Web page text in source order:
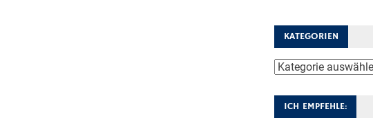
KATEGORIEN
Kategorien
ICH EMPFEHLE: